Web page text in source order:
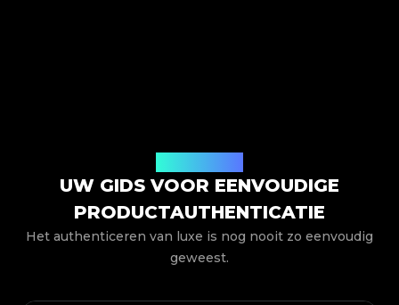
UW GIDS VOOR EENVOUDIGE
PRODUCTAUTHENTICATIE
Het authenticeren van luxe is nog nooit zo eenvoudig
geweest.